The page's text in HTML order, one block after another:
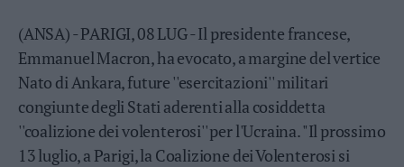
Sarca
–
Ledro
Lavis
–
Rotaliana
Valle
(ANSA) - PARIGI, 08 LUG - Il presidente francese,
Emmanuel Macron, ha evocato, a margine del vertice
Nato di Ankara, future ''esercitazioni'' militari
congiunte degli Stati aderenti alla cosiddetta
''coalizione dei volenterosi'' per l'Ucraina. "Il prossimo
13 luglio, a Parigi, la Coalizione dei Volenterosi si